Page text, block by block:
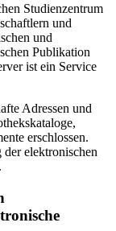
Studienzentrum
und
und
Publikation
ist ein Service
Adressen und
erschlossen.
elektronischen